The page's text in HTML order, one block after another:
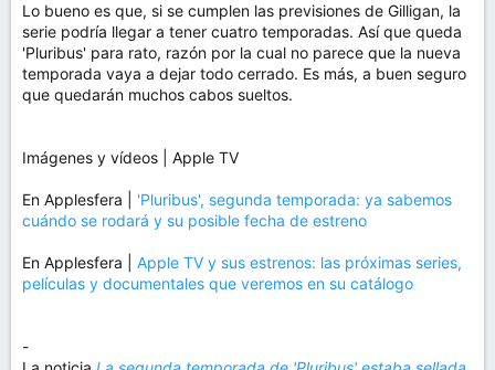
Lo bueno es que, si se cumplen las previsiones de Gilligan, la
serie podría llegar a tener cuatro temporadas. Así que queda
'Pluribus' para rato, razón por la cual no parece que la nueva
temporada vaya a dejar todo cerrado. Es más, a buen seguro
que quedarán muchos cabos sueltos.
Imágenes y vídeos | Apple TV
En Applesfera | 'Pluribus', segunda temporada: ya sabemos
cuándo se rodará y su posible fecha de estreno
En Applesfera | Apple TV y sus estrenos: las próximas series,
películas y documentales que veremos en su catálogo
-